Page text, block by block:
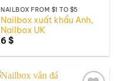
NAILBOX FROM $1 TO $5
Nailbox xuất khẩu Anh,
Nailbox UK
6$